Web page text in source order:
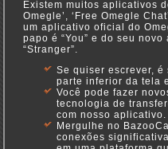
Existem muitos aplicativos
Omegle’, ‘Free Omegle
um aplicativo oficial do
papo é “You” e do seu
“Stranger”.
Se quiser escrever, é
parte inferior da tela
Você pode fazer
tecnologia de
com nosso aplicativo.
Mergulhe no
conexões